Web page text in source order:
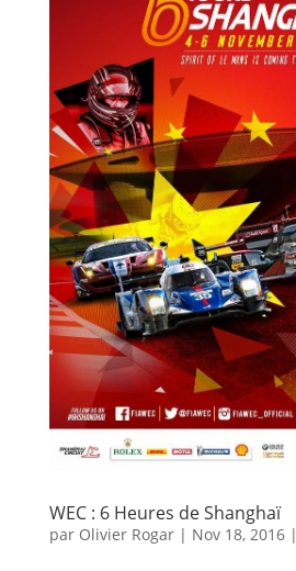
WEC : 6 Heures de Shanghaï
par Olivier Rogar| Nov 18, 2016|